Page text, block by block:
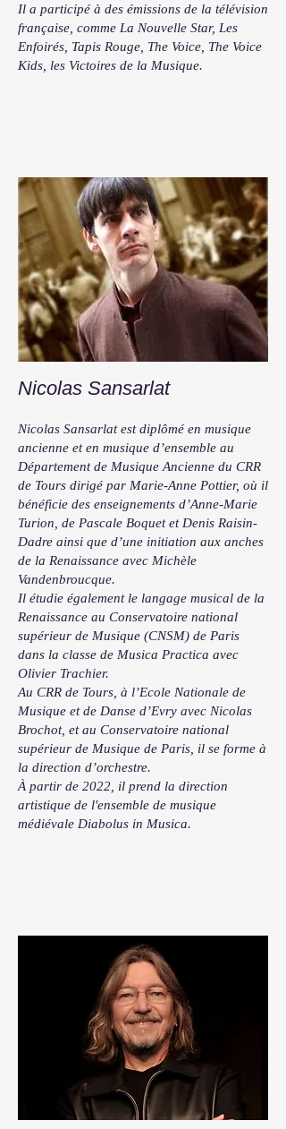
Il a participé à des émissions de la télévision
française, comme La Nouvelle Star, Les
Enfoirés, Tapis Rouge, The Voice, The Voice
Kids, les Victoires de la Musique.
Nicolas Sansarlat
Nicolas Sansarlat est diplômé en musique
ancienne et en musique d’ensemble au
Département de Musique Ancienne du CRR
de Tours dirigé par Marie-Anne Pottier, où il
bénéficie des enseignements d’Anne-Marie
Turion, de Pascale Boquet et Denis Raisin-
Dadre ainsi que d’une initiation aux anches
de la Renaissance avec Michèle
Vandenbroucque.
Il étudie également le langage musical de la
Renaissance au Conservatoire national
supérieur de Musique (CNSM) de Paris
dans la classe de Musica Practica avec
Olivier Trachier.
Au CRR de Tours, à l’Ecole Nationale de
Musique et de Danse d’Evry avec Nicolas
Brochot, et au Conservatoire national
supérieur de Musique de Paris, il se forme à
la direction d’orchestre.
À partir de 2022, il prend la direction
artistique de l'ensemble de musique
médiévale Diabolus in Musica.